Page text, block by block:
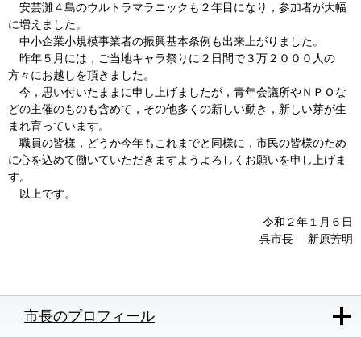
安芸灘４島のウルトラマラニックも２年目になり，参加者が大幅
に増えました。
中小企業小規模事業者の振興基本条例も出来上がりました。
昨年５月には，ご当地キャラ祭りに２日間で３万２０００人の
方々にお越しを頂きました。
今，思い付いたままに申し上げましたが，青年会議所やＮＰＯな
どの主催のものも含めて，その他多くの新しい動き，新しい芽が生
まれ育っています。
職員の皆様，どうか今年もこれまでと同様に，市民の皆様のため
に心を込めて働いていただきますようよろしくお願いを申し上げま
す。
以上です。
令和２年１月６日
呉市長 新原芳明
市長のプロフィール